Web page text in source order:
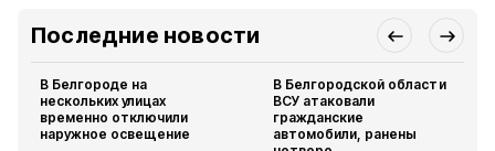
Последние новости
В Белгороде на
нескольких улицах
временно отключили
наружное освещение
В Белгородской области
ВСУ атаковали
гражданские
автомобили, ранены